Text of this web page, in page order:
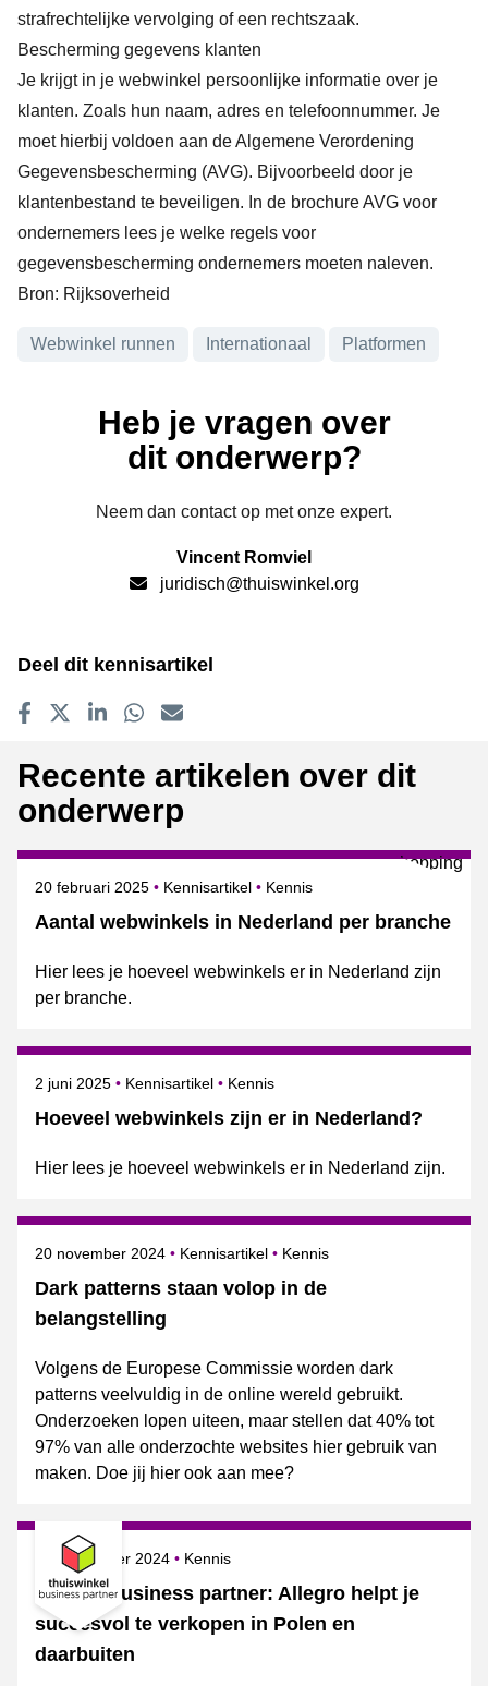
strafrechtelijke vervolging of een rechtszaak.
Bescherming gegevens klanten
Je krijgt in je webwinkel persoonlijke informatie over je
klanten. Zoals hun naam, adres en telefoonnummer. Je
moet hierbij voldoen aan de Algemene Verordening
Gegevensbescherming (AVG). Bijvoorbeeld door je
klantenbestand te beveiligen. In de brochure AVG voor
ondernemers lees je welke regels voor
gegevensbescherming ondernemers moeten naleven.
Bron: Rijksoverheid
Onderwerpen
Webwinkel runnen Internationaal Platformen
Heb je vragen over
dit onderwerp?
Neem dan contact op met onze expert.
Vincent Romviel
juridisch@thuiswinkel.org
Deel dit kennisartikel
Recente artikelen over dit
onderwerp
Aantal webwinkels in Nederland per branche
Gepubliceerd op
20 februari 2025 Kennisartikel Onderwerpen
Kennis
Hier lees je hoeveel webwinkels er in Nederland zijn
per branche.
Hoeveel webwinkels zijn er in Nederland?
Gepubliceerd op
2 juni 2025 Kennisartikel Onderwerpen
Kennis
Hier lees je hoeveel webwinkels er in Nederland zijn.
Dark patterns staan volop in de
belangstelling
Gepubliceerd op
20 november 2024 Kennisartikel Onderwerpen
Kennis
Volgens de Europese Commissie worden dark
patterns veelvuldig in de online wereld gebruikt.
Onderzoeken lopen uiteen, maar stellen dat 40% tot
97% van alle onderzochte websites hier gebruik van
maken. Doe jij hier ook aan mee?
Nieuwe business partner: Allegro helpt je
succesvol te verkopen in Polen en
daarbuiten
Gepubliceerd op
18 september 2024 Onderwerpen
Kennis